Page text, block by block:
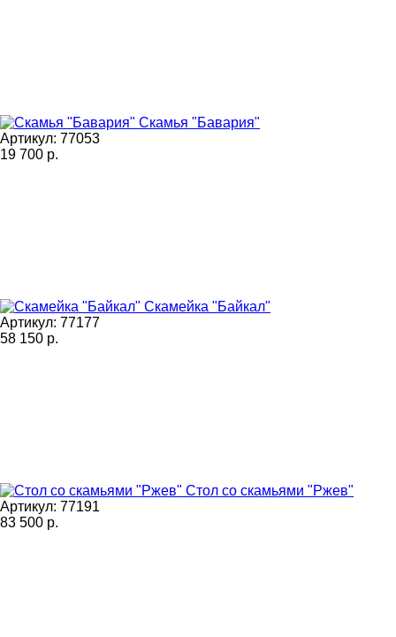
Скамья "Бавария"
Артикул: 77053
19 700 р.
Скамейка "Байкал"
Артикул: 77177
58 150 р.
Стол со скамьями "Ржев"
Артикул: 77191
83 500 р.